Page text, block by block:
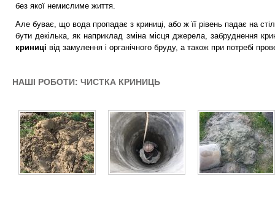
без якої немислиме життя.
Але буває, що вода пропадає з криниці, або ж її рівень падає на
бути декілька, як наприклад зміна місця джерела, забруднення
криниці від замулення і органічного бруду, а також при потребі
НАШІ РОБОТИ: ЧИСТКА КРИНИЦЬ